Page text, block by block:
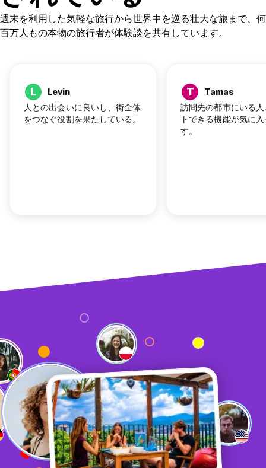
週末を利用した気軽な旅行から世界中を巡る壮大な旅まで、何
百万人もの本物の旅行者が体験談を共有しています。
L
Levin
人との出会いに良いし、街全体
をつなぐ役割を果たしている。
T
Tamas
訪問先の都市にいる
トできる機能が気に
す。